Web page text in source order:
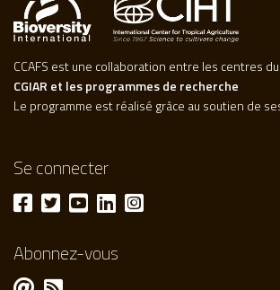
CCAFS est une collaboration entre les centres du
CGIAR et les programmes de recherche
Le programme est réalisé grâce au soutien de
Se connecter
Abonnez-vous